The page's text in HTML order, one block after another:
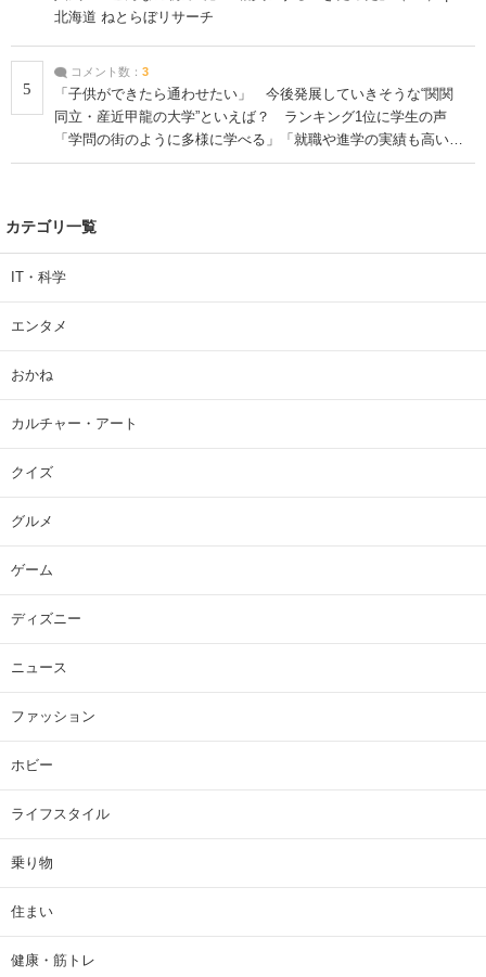
北海道 ねとらぼリサーチ
5
コメント数： 3
「子供ができたら通わせたい」 今後発展していきそうな“関関
同立・産近甲龍の大学”といえば？ ランキング1位に学生の声
「学問の街のように多様に学べる」「就職や進学の実績も高い」
| 大学 ねとらぼリサーチ
カテゴリ一覧
IT・科学
エンタメ
おかね
カルチャー・アート
クイズ
グルメ
ゲーム
ディズニー
ニュース
ファッション
ホビー
ライフスタイル
乗り物
住まい
健康・筋トレ